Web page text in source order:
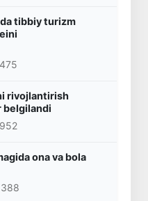
tibbiy turizm
475
rivojlantirish
belgilandi
952
ona va bola
388